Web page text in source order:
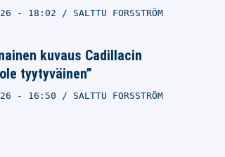
- 18:02 SALTTU FORSSTRÖM
kuvaus Cadillacin
tyytyväinen”
- 16:50 SALTTU FORSSTRÖM